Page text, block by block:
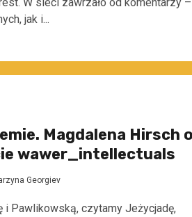
W sieci zawrzało od komentarzy –
jak i...
Magdalena Hirsch
wawer_intellectuals
Georgiev
i Pawlikowską, czytamy Jeżycjadę,